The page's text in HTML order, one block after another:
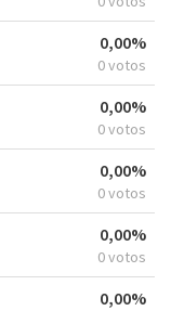
0,00%
0 votos
0,00%
0 votos
0,00%
0 votos
0,00%
0 votos
0,00%